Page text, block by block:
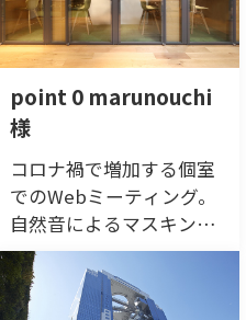
point 0 marunouchi
様
コロナ禍で増加する個室
でのWebミーティング。
自然音によるマスキング
で音漏れを低減し、スト
レスフリーな会議環境を
実現。